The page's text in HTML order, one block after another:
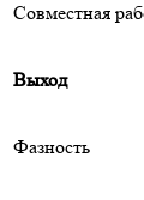
Совместная
Выход
Фазность